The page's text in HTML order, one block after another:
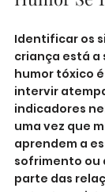
Identificar os
criança está
humor tóxico
intervir
indicadores
uma vez que
aprendem a
sofrimento ou
parte das